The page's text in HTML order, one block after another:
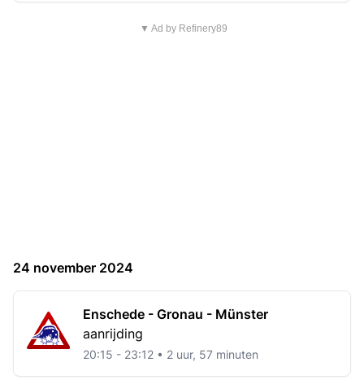
▼ Ad by Refinery89
24 november 2024
Enschede - Gronau - Münster
aanrijding
20:15 - 23:12 • 2 uur, 57 minuten